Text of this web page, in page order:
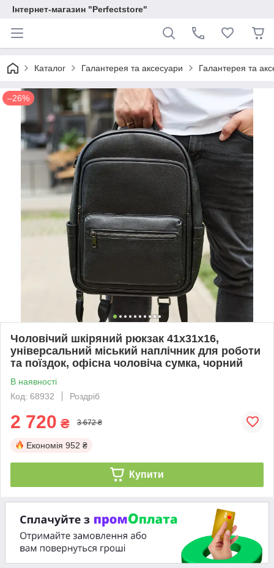
Інтернет-магазин "Perfectstore"
Каталог Галантерея та аксесуари Галантерея та
–26%
Чоловічий шкіряний рюкзак 41х31х16,
універсальний міський наплічник для роботи
та поїздок, офісна чоловіча сумка, чорний
В наявності
Код: 68932
Роздріб
2 720 ₴ 3 672 ₴
Економія 952 ₴
Купити